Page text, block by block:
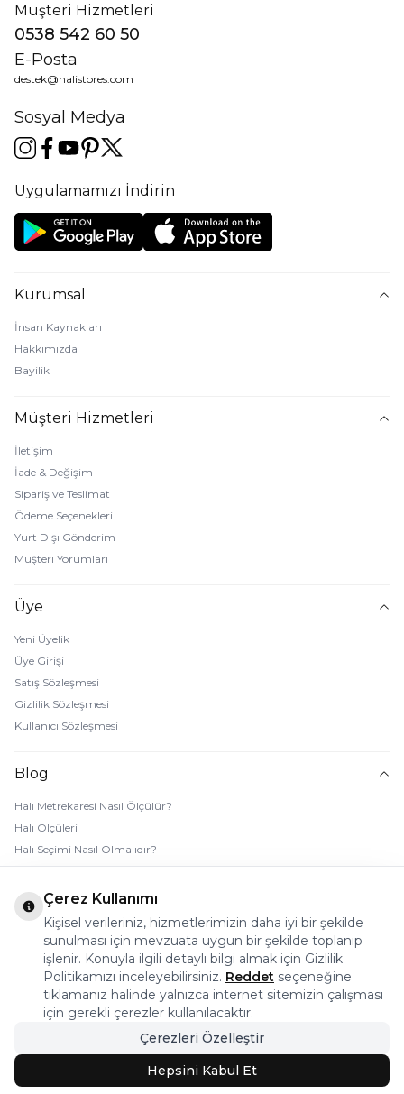
Müşteri Hizmetleri
0538 542 60 50
E-Posta
destek@halistores.com
Sosyal Medya
Uygulamamızı İndirin
Kurumsal
İnsan Kaynakları
Hakkımızda
Bayilik
Müşteri Hizmetleri
İletişim
İade & Değişim
Sipariş ve Teslimat
Ödeme Seçenekleri
Yurt Dışı Gönderim
Müşteri Yorumları
Üye
Yeni Üyelik
Üye Girişi
Satış Sözleşmesi
Gizlilik Sözleşmesi
Kullanıcı Sözleşmesi
Blog
Halı Metrekaresi Nasıl Ölçülür?
Halı Ölçüleri
Halı Seçimi Nasıl Olmalıdır?
Halı Rengi Nasıl Seçilir?
Halı Temizliği Nasıl Yapılır?
Bebek Halı Temizliği Nasıl Yapılır?
7 Adımda Halı Lekesi Çıkarma
Halı Kaydırmaz Ped Nasıl Kullanılır?
© 2026 Halı Stores Her Hakkı Saklıdır, Kopyalanamaz.
Bu firma ETBİS’e kayıtlıdır.
Çerez Kullanımı
Kişisel verileriniz, hizmetlerimizin daha iyi bir şekilde
sunulması için mevzuata uygun bir şekilde toplanıp
işlenir. Konuyla ilgili detaylı bilgi almak için Gizlilik
Politikamızı inceleyebilirsiniz. Reddet seçeneğine
tıklamanız halinde yalnızca internet sitemizin çalışması
için gerekli çerezler kullanılacaktır.
Çerezleri Özelleştir
Hepsini Kabul Et